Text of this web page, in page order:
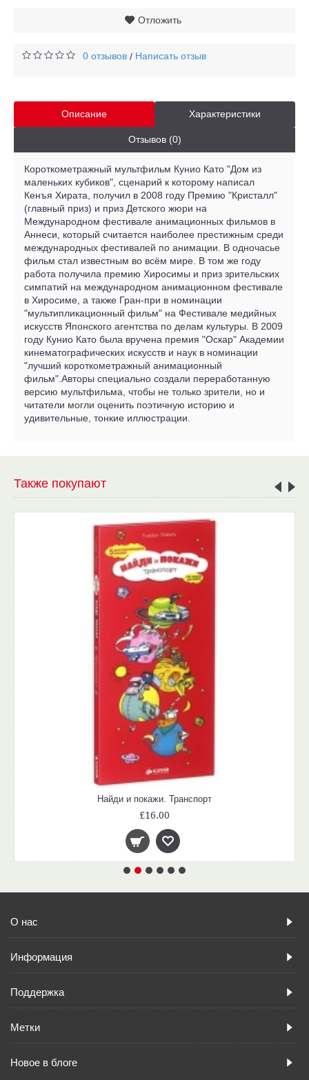
Отложить
0 отзывов / Написать отзыв
Описание Характеристики
Отзывов (0)
Короткометражный мультфильм Кунио Като "Дом из
маленьких кубиков", сценарий к которому написал
Кенъя Хирата, получил в 2008 году Премию "Кристалл"
(главный приз) и приз Детского жюри на
Международном фестивале анимационных фильмов в
Аннеси, который считается наиболее престижным среди
международных фестивалей по анимации. В одночасье
фильм стал известным во всём мире. В том же году
работа получила премию Хиросимы и приз зрительских
симпатий на международном анимационном фестивале
в Хиросиме, а также Гран-при в номинации
"мультипликационный фильм" на Фестивале медийных
искусств Японского агентства по делам культуры. В 2009
году Кунио Като была вручена премия "Оскар" Академии
кинематографических искусств и наук в номинации
"лучший короткометражный анимационный
фильм".Авторы специально создали переработанную
версию мультфильма, чтобы не только зрители, но и
читатели могли оценить поэтичную историю и
удивительные, тонкие иллюстрации.
Также покупают
Найди и покажи. Транспорт
£16.00
О нас
Информация
Поддержка
Метки
Новое в блоге